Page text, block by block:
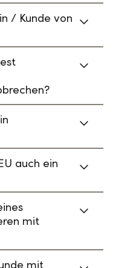
/ Kunde von
auch ein
mit
mit